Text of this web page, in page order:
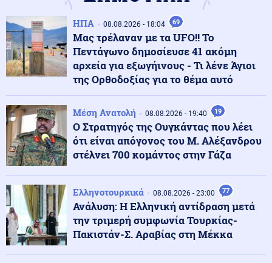
Κόσμος
Ζελένσκι: Η Ρωσία αναπτύσσει 50.000 Βορειοκορεατές
στρατιώτες
Υγεία 09.08.2026 - 17:01
Κολύμπι μετά το φαγητό: Αλήθεια ή μύθος ο κίνδυνος
πνιγμού;
09.08.2026 - 17:00
ΒΟΜΒΑ ΑΠΟ ΖΕΜΕΝΙΔΗ! «Οι ΗΠΑ δεν θα δώσουν τα F-
35 στην Τουρκία λόγω της Κίνας»
Κόσμος 09.08.2026 - 16:48
Ιταλία: Αρχαίο ρωμαϊκό ναυάγιο ανακαλύφθηκε
ανοιχτά των ακτών της Σικελίας (βίντεο)
ΗΠΑ 08.08.2026 - 18:04 69
Μας τρέλαναν με τα UFO!! Το
Πεντάγωνο δημοσίευσε 41 ακόμη
αρχεία για εξωγήινους - Τι λένε Άγιοι
της Ορθοδοξίας για το θέμα αυτό
Μέση Ανατολή 08.08.2026 - 19:40 19
Ο Στρατηγός της Ουγκάντας που λέει
ότι είναι απόγονος του Μ. Αλέξανδρου
στέλνει 700 κομάντος στην Γάζα
Ελληνοτουρκικά 08.08.2026 - 23:00 77
Ανάλυση: Η Ελληνική αντίδραση μετά
την τριμερή συμφωνία Τουρκίας-
Πακιστάν-Σ. Αραβίας στη Μέκκα